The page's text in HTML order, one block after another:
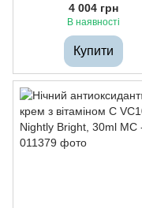
4 004 грн
В наявності
Купити